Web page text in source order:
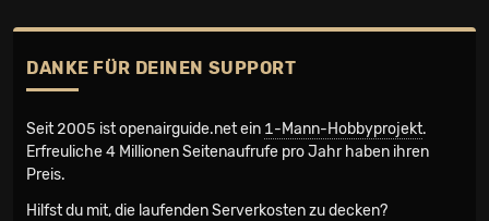
DANKE FÜR DEINEN SUPPORT
Seit 2005 ist openairguide.net ein 1-Mann-Hobbyprojekt.
Erfreuliche 4 Millionen Seiten­aufrufe pro Jahr haben ihren
Preis.
Hilfst du mit, die laufenden Serverkosten zu decken?